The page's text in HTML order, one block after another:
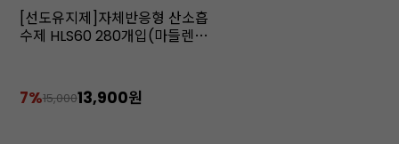
[선도유지제]자체반응형 산소흡
수제 HLS200 250개입(파운드케
6%18,00016,900원